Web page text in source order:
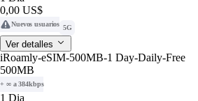
0,00 US$
Nuevos usuarios 5G
Ver detalles
iRoamly-eSIM-500MB-1 Day-Daily-Free
500MB
+ ∞ a 384kbps
1 Dia